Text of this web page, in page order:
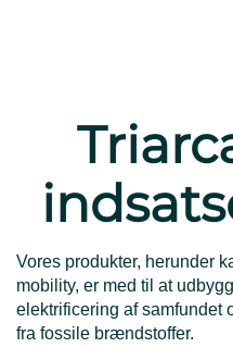
Vores produkter, herunder
mobility, er med til at
elektrificering af
fra fossile brændstoffer.